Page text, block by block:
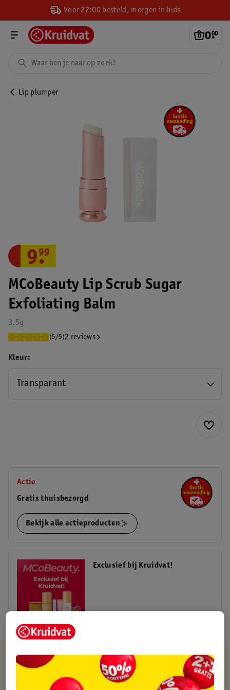
Voor 22:00 besteld, morgen in huis
0.
00
Lip plumper
MCoBeauty Lip Scrub Sugar
Exfoliating Balm
3.5g
(5/5)2 reviews
9.
99
Kleur
Transparant
Actie
Gratis thuisbezorgd
Bekijk alle actieproducten
Exclusief bij Kruidvat!
Kruidvat is altijd voordelig
Gratis ophalen in de winkel